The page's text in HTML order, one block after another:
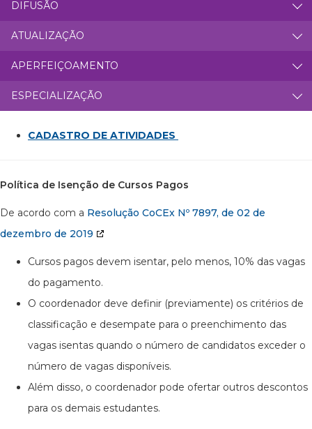
DIFUSÃO
ATUALIZAÇÃO
APERFEIÇOAMENTO
ESPECIALIZAÇÃO
CADASTRO DE ATIVIDADES
Política de Isenção de Cursos Pagos
De acordo com a Resolução CoCEx Nº 7897, de 02 de
dezembro de 2019
Cursos pagos devem isentar, pelo menos, 10% das vagas
do pagamento.
O coordenador deve definir (previamente) os critérios de
classificação e desempate para o preenchimento das
vagas isentas quando o número de candidatos exceder o
número de vagas disponíveis.
Além disso, o coordenador pode ofertar outros descontos
para os demais estudantes.